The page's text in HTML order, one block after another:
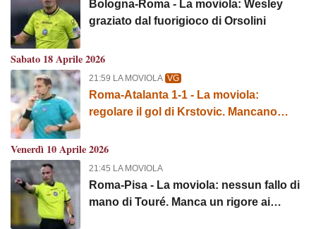
Bologna-Roma - La moviola: Wesley
graziato dal fuorigioco di Orsolini
Sabato 18 Aprile 2026
21:59 LA MOVIOLA VG
Roma-Atalanta 1-1 - La moviola:
regolare il gol di Krstovic. Mancano
Venerdì 10 Aprile 2026
21:45 LA MOVIOLA
Roma-Pisa - La moviola: nessun fallo di
mano di Touré. Manca un rigore ai